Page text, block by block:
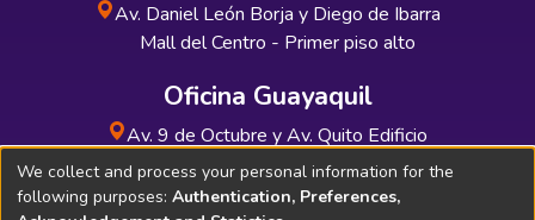
Av. Daniel León Borja y Diego de Ibarra
Mall del Centro - Primer piso alto
Oficina Guayaquil
Av. 9 de Octubre y Av. Quito Edificio
INDUAUTO - Planta baja
We collect and process your personal information for the
following purposes: Authentication, Preferences,